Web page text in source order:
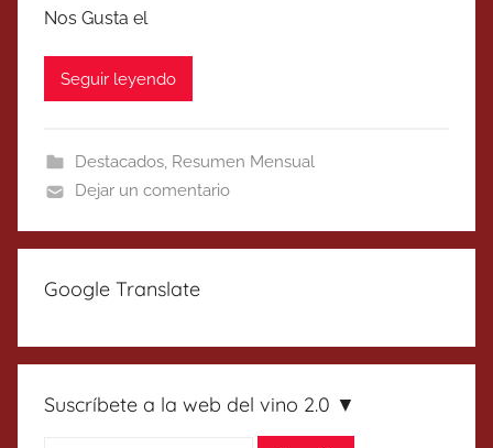
Nos Gusta el
Seguir leyendo
Destacados, Resumen Mensual
Dejar un comentario
Google Translate
Suscríbete a la web del vino 2.0 ▼